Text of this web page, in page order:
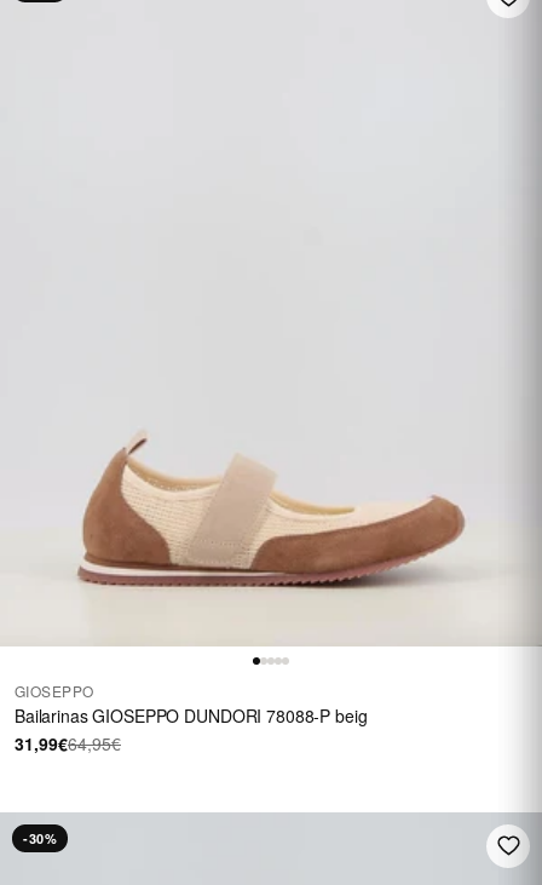
GIOSEPPO
Bailarinas GIOSEPPO DUNDORI 78088-P beig
31,99€64,95€
-30%